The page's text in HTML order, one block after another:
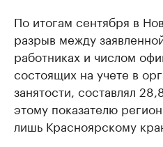
По итогам сентября в
разрыв между
работниках и числом
состоящих на учете в
занятости, составлял
этому показателю
лишь Красноярскому